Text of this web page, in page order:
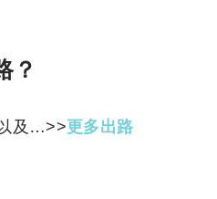
？
及…>>更多出路